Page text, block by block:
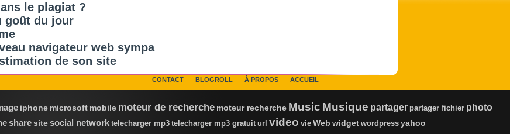
le plagiat ?
goût du jour
navigateur web sympa
de son site
ACCUEIL
À PROPOS
BLOGROLL
CONTACT
iphone microsoft mobile moteur de recherche moteur recherche Music Musique partager partager fichier photo
sharesitesocial network telecharger mp3 telecharger mp3 gratuit url video vie Web widget wordpress yahoo